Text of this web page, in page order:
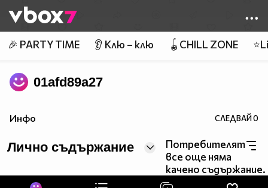
👾
🎉 PARTY TIME 👂 Клю – клю 🪀CHILL ZONE
01afd89a27
Инфо СЛЕДВАЙ0
Лично съдържание
Потребителят
все още няма
качено съдържание.